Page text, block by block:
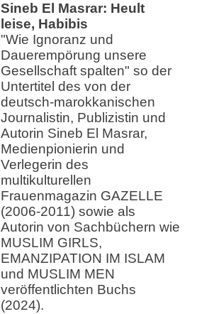
Sineb El Masrar: Heult
leise, Habibis
"Wie Ignoranz und
Dauerempörung unsere
Gesellschaft spalten" so der
Untertitel des von der
deutsch-marokkanischen
Journalistin, Publizistin und
Autorin Sineb El Masrar,
Medienpionierin und
Verlegerin des
multikulturellen
Frauenmagazin GAZELLE
(2006-2011) sowie als
Autorin von Sachbüchern wie
MUSLIM GIRLS,
EMANZIPATION IM ISLAM
und MUSLIM MEN
veröffentlichten Buchs
(2024).